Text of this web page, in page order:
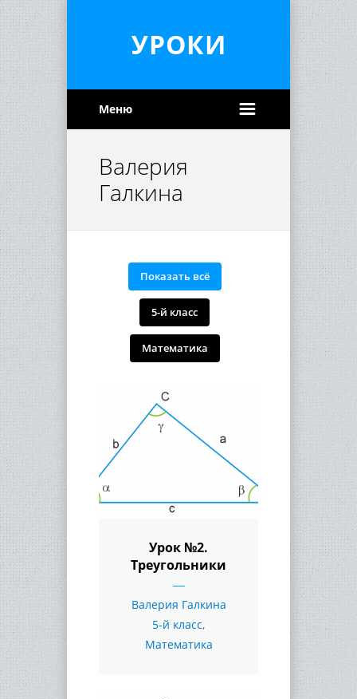
УРОКИ
Меню
Валерия
Галкина
Показать всё
5-й класс
Математика
Урок №2.
Треугольники
Валерия Галкина
5-й класс,
Математика